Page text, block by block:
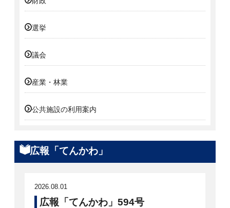
選挙
議会
産業・林業
公共施設の利用案内
広報「てんかわ」
2026.08.01
広報「てんかわ」594号